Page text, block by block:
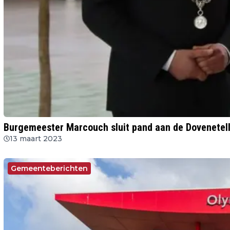
Burgemeester Marcouch sluit pand aan de
13 maart 2023
Gemeenteberichten